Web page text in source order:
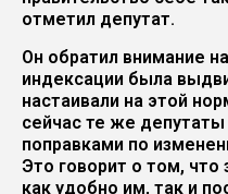
отметил депутат.
Он обратил внимание
индексации была
настаивали на этой
сейчас те же
поправками по
Это говорит о том, что
как удобно им, так и